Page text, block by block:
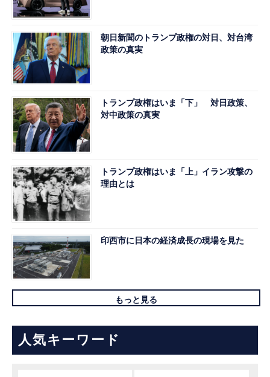
朝日新聞のトランプ政権の対日、対台湾
政策の真実
トランプ政権はいま「下」 対日政策、
対中政策の真実
トランプ政権はいま「上」イラン攻撃の
理由とは
印西市に日本の経済成長の現場を見た
もっと見る
人気キーワード